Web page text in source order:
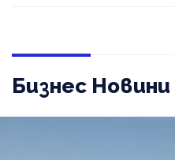
Бизнес Новини